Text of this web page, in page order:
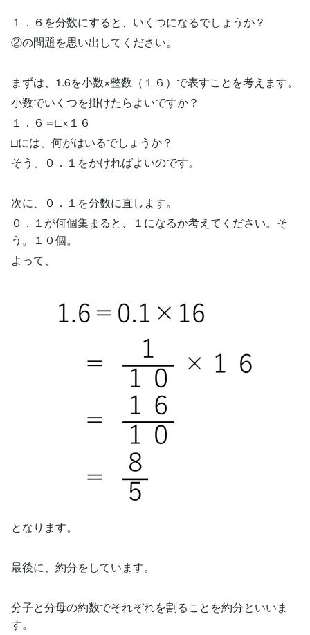
１．６を分数にすると、いくつになるでしょうか？
②の問題を思い出してください。
まずは、1.6を小数×整数（１６）で表すことを考えます。
小数でいくつを掛けたらよいですか？
１．６＝□×１６
□には、何がはいるでしょうか？
そう、０．１をかければよいのです。
次に、０．１を分数に直します。
０．１が何個集まると、１になるか考えてください。そ
う。１０個。
よって、
となります。
最後に、約分をしています。
分子と分母の約数でそれぞれを割ることを約分といいま
す。